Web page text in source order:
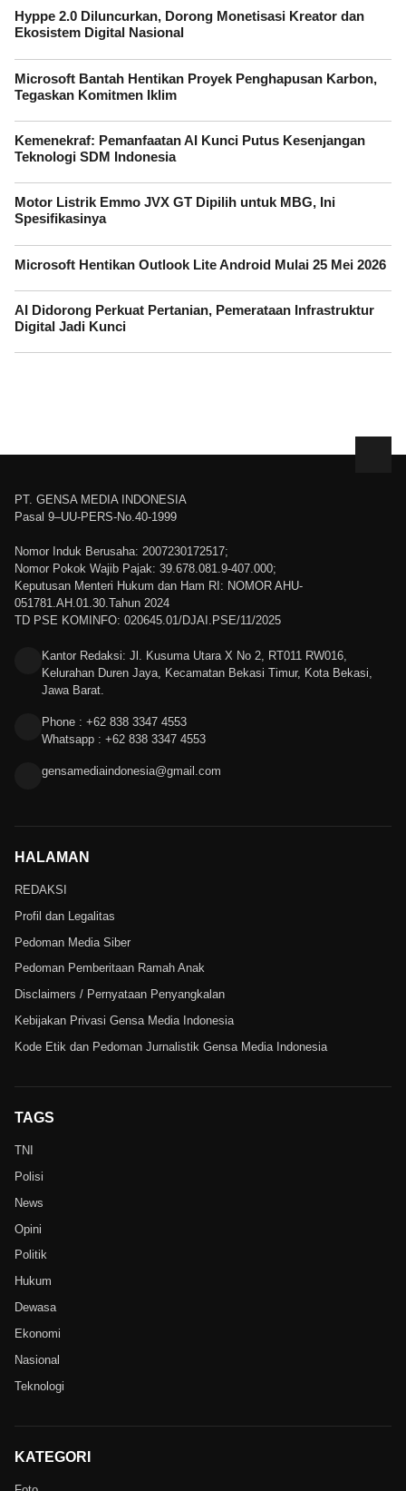
Hyppe 2.0 Diluncurkan, Dorong Monetisasi Kreator dan
Ekosistem Digital Nasional
Microsoft Bantah Hentikan Proyek Penghapusan Karbon,
Tegaskan Komitmen Iklim
Kemenekraf: Pemanfaatan AI Kunci Putus Kesenjangan
Teknologi SDM Indonesia
Motor Listrik Emmo JVX GT Dipilih untuk MBG, Ini
Spesifikasinya
Microsoft Hentikan Outlook Lite Android Mulai 25 Mei 2026
AI Didorong Perkuat Pertanian, Pemerataan Infrastruktur
Digital Jadi Kunci
PT. GENSA MEDIA INDONESIA
Pasal 9–UU-PERS-No.40-1999
Nomor Induk Berusaha: 2007230172517;
Nomor Pokok Wajib Pajak: 39.678.081.9-407.000;
Keputusan Menteri Hukum dan Ham RI: NOMOR AHU-
051781.AH.01.30.Tahun 2024
TD PSE KOMINFO: 020645.01/DJAI.PSE/11/2025
Kantor Redaksi: Jl. Kusuma Utara X No 2, RT011 RW016,
Kelurahan Duren Jaya, Kecamatan Bekasi Timur, Kota Bekasi,
Jawa Barat.
Phone : +62 838 3347 4553
Whatsapp : +62 838 3347 4553
gensamediaindonesia@gmail.com
HALAMAN
REDAKSI
Profil dan Legalitas
Pedoman Media Siber
Pedoman Pemberitaan Ramah Anak
Disclaimers / Pernyataan Penyangkalan
Kebijakan Privasi Gensa Media Indonesia
Kode Etik dan Pedoman Jurnalistik Gensa Media Indonesia
TAGS
TNI
Polisi
News
Opini
Politik
Hukum
Dewasa
Ekonomi
Nasional
Teknologi
KATEGORI